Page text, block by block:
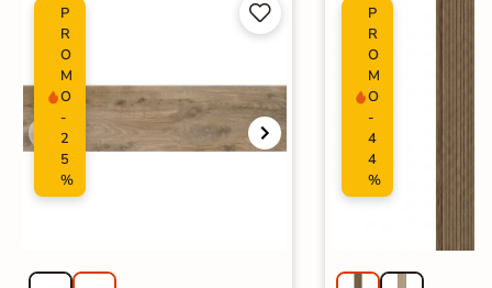
P
R
O
M
O
-
2
5
%


P
R
O
M
O
-
4
4
%